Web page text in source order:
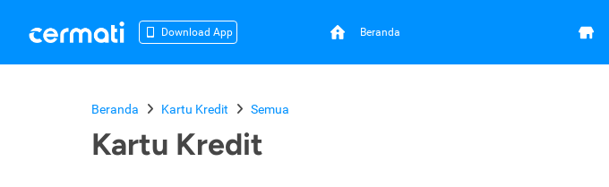
Download App Beranda
Beranda Kartu Kredit Semua
Kartu Kredit